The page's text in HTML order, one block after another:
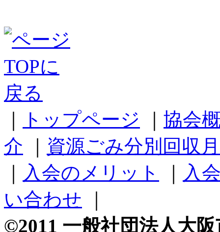
トップページ
協会
介
資源ごみ分別回収
入会のメリット
入
い合わせ
©2011 一般社団法人大